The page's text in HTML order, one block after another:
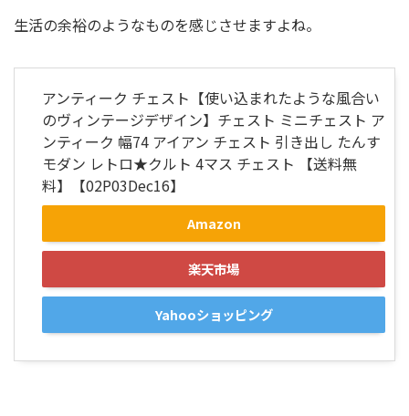
生活の余裕のようなものを感じさせますよね。
アンティーク チェスト【使い込まれたような風合い
のヴィンテージデザイン】チェスト ミニチェスト ア
ンティーク 幅74 アイアン チェスト 引き出し たんす
モダン レトロ★クルト 4マス チェスト 【送料無
料】【02P03Dec16】
Amazon
楽天市場
Yahooショッピング